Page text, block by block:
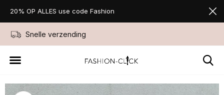
Snelle verzending
20% OP ALLES use code Fashion